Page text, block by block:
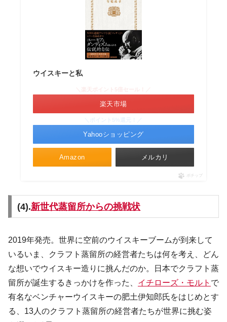
ウイスキーと私
Amazon
楽天市場
Yahooショッピング
メルカリ
ポチップ
(4).新世代蒸留所からの挑戦状
2019年発売。世界に空前のウイスキーブームが到来して
いるいま、クラフト蒸留所の経営者たちは何を考え、どん
な想いでウイスキー造りに挑んだのか。日本でクラフト蒸
留所が誕生するきっかけを作った、 イチローズ・モルト で
有名なベンチャーウイスキーの肥土伊知郎氏をはじめとす
る、13人のクラフト蒸留所の経営者たちが世界に挑む姿